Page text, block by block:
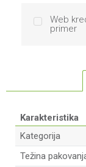
Web
primer
Karakteristika
Kategorija
Težina